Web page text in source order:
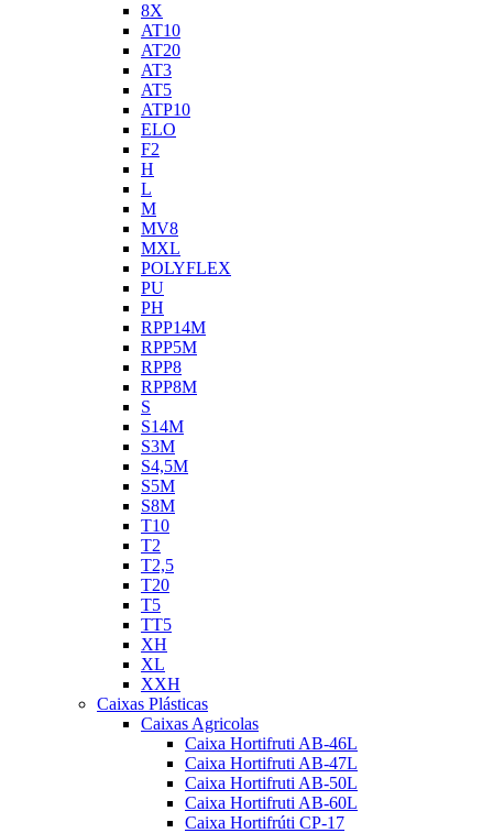
8X
AT10
AT20
AT3
AT5
ATP10
ELO
F2
H
L
M
MV8
MXL
POLYFLEX
PU
PH
RPP14M
RPP5M
RPP8
RPP8M
S
S14M
S3M
S4,5M
S5M
S8M
T10
T2
T2,5
T20
T5
TT5
XH
XL
XXH
Caixas Plásticas
Caixas Agricolas
Caixa Hortifruti AB-46L
Caixa Hortifruti AB-47L
Caixa Hortifruti AB-50L
Caixa Hortifruti AB-60L
Caixa Hortifrúti CP-17